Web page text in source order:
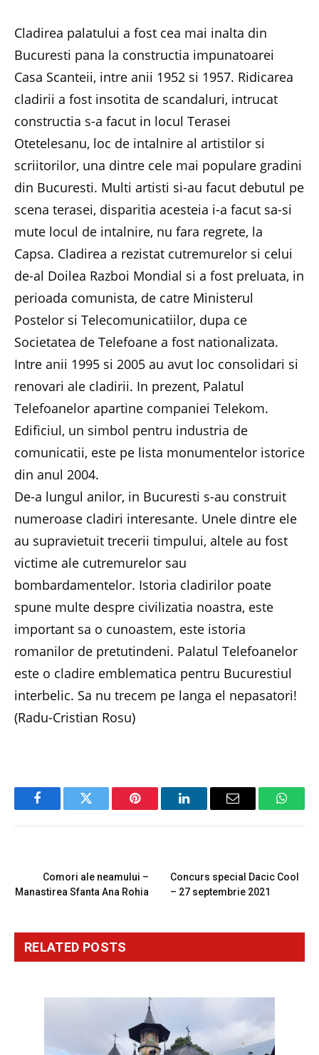
Cladirea palatului a fost cea mai inalta din
Bucuresti pana la constructia impunatoarei
Casa Scanteii, intre anii 1952 si 1957. Ridicarea
cladirii a fost insotita de scandaluri, intrucat
constructia s-a facut in locul Terasei
Otetelesanu, loc de intalnire al artistilor si
scriitorilor, una dintre cele mai populare gradini
din Bucuresti. Multi artisti si-au facut debutul pe
scena terasei, disparitia acesteia i-a facut sa-si
mute locul de intalnire, nu fara regrete, la
Capsa. Cladirea a rezistat cutremurelor si celui
de-al Doilea Razboi Mondial si a fost preluata, in
perioada comunista, de catre Ministerul
Postelor si Telecomunicatiilor, dupa ce
Societatea de Telefoane a fost nationalizata.
Intre anii 1995 si 2005 au avut loc consolidari si
renovari ale cladirii. In prezent, Palatul
Telefoanelor apartine companiei Telekom.
Edificiul, un simbol pentru industria de
comunicatii, este pe lista monumentelor istorice
din anul 2004.
De-a lungul anilor, in Bucuresti s-au construit
numeroase cladiri interesante. Unele dintre ele
au supravietuit trecerii timpului, altele au fost
victime ale cutremurelor sau
bombardamentelor. Istoria cladirilor poate
spune multe despre civilizatia noastra, este
important sa o cunoastem, este istoria
romanilor de pretutindeni. Palatul Telefoanelor
este o cladire emblematica pentru Bucurestiul
interbelic. Sa nu trecem pe langa el nepasatori!
(Radu-Cristian Rosu)
FacebookTwitter Pinterest LinkedInEmail
Comori ale neamului –
Manastirea Sfanta Ana Rohia
Concurs special Dacic Cool
– 27 septembrie 2021
RELATED POSTS